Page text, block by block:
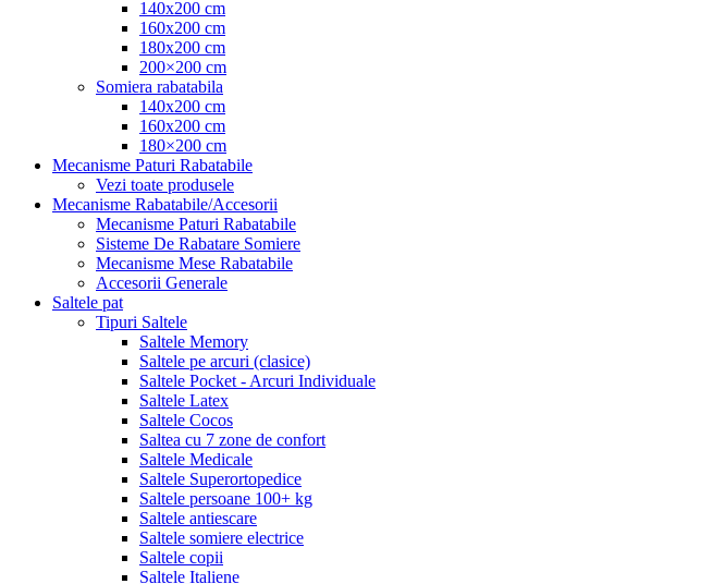
140x200 cm
160x200 cm
180x200 cm
200×200 cm
Somiera rabatabila
140x200 cm
160x200 cm
180×200 cm
Mecanisme Paturi Rabatabile
Vezi toate produsele
Mecanisme Rabatabile/Accesorii
Mecanisme Paturi Rabatabile
Sisteme De Rabatare Somiere
Mecanisme Mese Rabatabile
Accesorii Generale
Saltele pat
Tipuri Saltele
Saltele Memory
Saltele pe arcuri (clasice)
Saltele Pocket - Arcuri Individuale
Saltele Latex
Saltele Cocos
Saltea cu 7 zone de confort
Saltele Medicale
Saltele Superortopedice
Saltele persoane 100+ kg
Saltele antiescare
Saltele somiere electrice
Saltele copii
Saltele Italiene